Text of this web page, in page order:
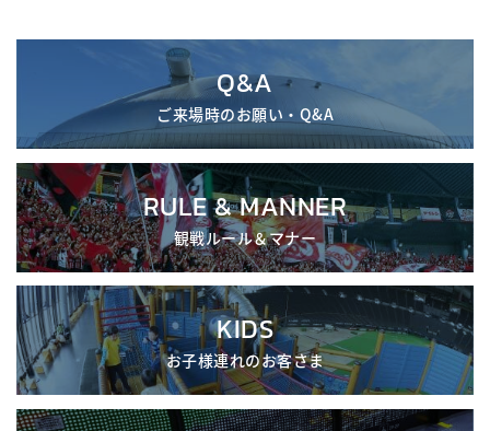
Q&A
ご来場時のお願い・Q&A
RULE & MANNER
観戦ルール＆マナー
KIDS
お子様連れのお客さま